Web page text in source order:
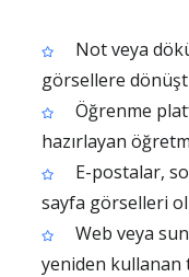
Not veya
görsellere
Öğrenme
hazırlayan
E-postalar,
sayfa görselleri
Web veya
yeniden kullanan